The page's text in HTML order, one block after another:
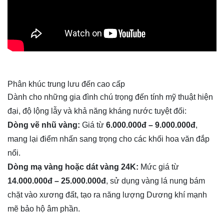
Phân khúc trung lưu đến cao cấp
Dành cho những gia đình chú trọng đến tính mỹ thuật hiện
đại, độ lộng lẫy và khả năng kháng nước tuyệt đối:
Dòng vẽ nhũ vàng: Giá từ 6.000.000đ – 9.000.000đ,
mang lại điểm nhấn sang trọng cho các khối hoa văn đắp
nổi.
Dòng mạ vàng hoặc dát vàng 24K: Mức giá từ
14.000.000đ – 25.000.000đ, sử dụng vàng lá nung bám
chặt vào xương đất, tạo ra năng lượng Dương khí mạnh
mẽ bảo hộ âm phần.